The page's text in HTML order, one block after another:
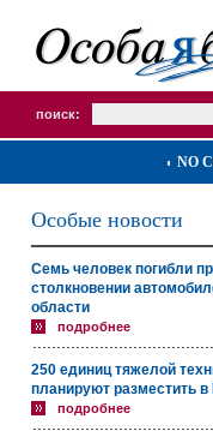
поиск:
NO
Особые новости
Семь человек погибли
столкновении
области
подробнее
250 единиц тяжелой
планируют разместить
подробнее